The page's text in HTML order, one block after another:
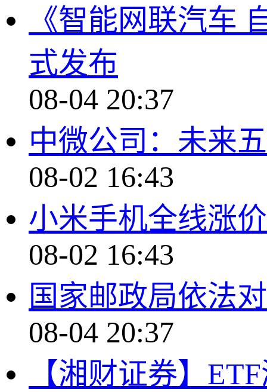
《智能网联汽车
式发布
08-04 20:37
中微公司：未来
08-02 16:43
小米手机全线涨
08-02 16:43
国家邮政局依法
08-04 20:37
【湘财证券】